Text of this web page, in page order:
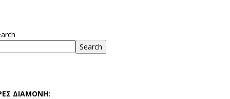
Search
ΔΙΑΜΟΝΗ: